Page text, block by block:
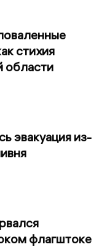
стихия
области
эвакуация из-
флагштоке